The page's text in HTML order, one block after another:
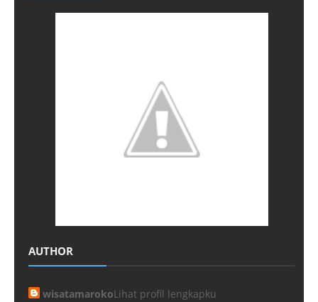
AUTHOR
wisatamarokoLihat profil lengkapku